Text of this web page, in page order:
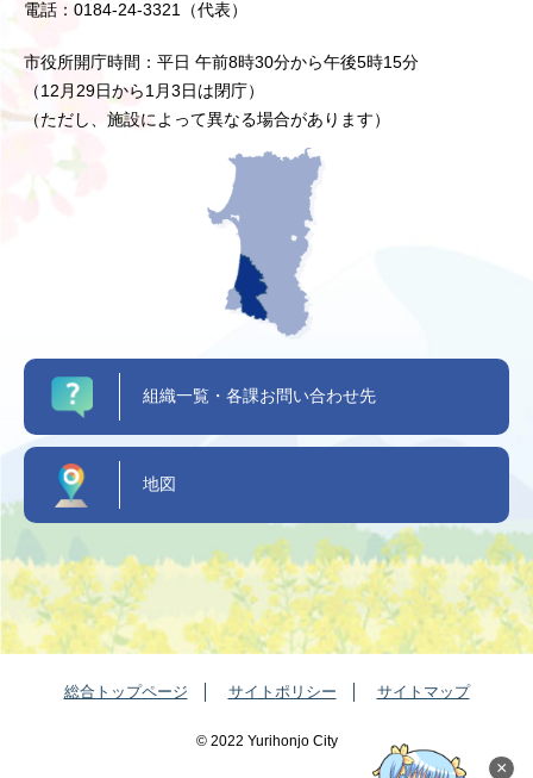
×
電話：0184-24-3321（代表）
市役所開庁時間：平日 午前8時30分から午後5時15分
（12月29日から1月3日は閉庁）
（ただし、施設によって異なる場合があります）
組織一覧・各課お問い合わせ先
地図
総合トップページ サイトポリシー サイトマップ
©️ 2022 Yurihonjo City